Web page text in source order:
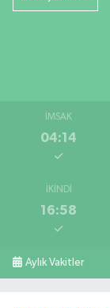
İMSAK
04:14
İKINDI
16:58
Aylık Vakitler